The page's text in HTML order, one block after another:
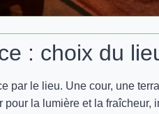
: choix du
par le lieu. Une cour, une
la lumière et la fraîcheur,